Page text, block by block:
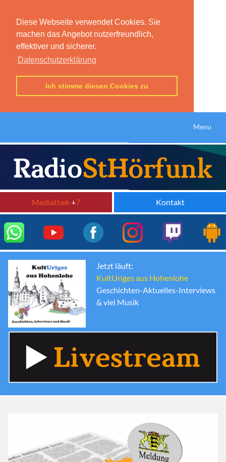
Diese Webseite verwendet Cookies. Sie
machen das Angebot nutzerfreundlich,
effektiver und sicherer.
Datenschutzerklärung
Ich stimme diesen Cookies zu
Menu
Mediathek+7 Kontakt
Jetzt läuft:
KultUriges aus Hohenlohe
Geschichten-Aktuelles-Interviews
& viel Musik